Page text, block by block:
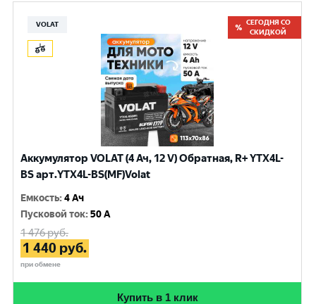
VOLAT
СЕГОДНЯ СО
СКИДКОЙ
Аккумулятор VOLAT (4 Ач, 12 V) Обратная, R+ YTX4L-
BS арт.YTX4L-BS(MF)Volat
Емкость:4 Ач
Пусковой ток:50 A
1 476руб.
1 440 руб.
при обмене
Купить в 1 клик